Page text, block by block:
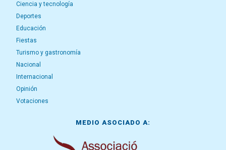
Ciencia y tecnología
Deportes
Educación
Fiestas
Turismo y gastronomía
Nacional
Internacional
Opinión
Votaciones
MEDIO ASOCIADO A: